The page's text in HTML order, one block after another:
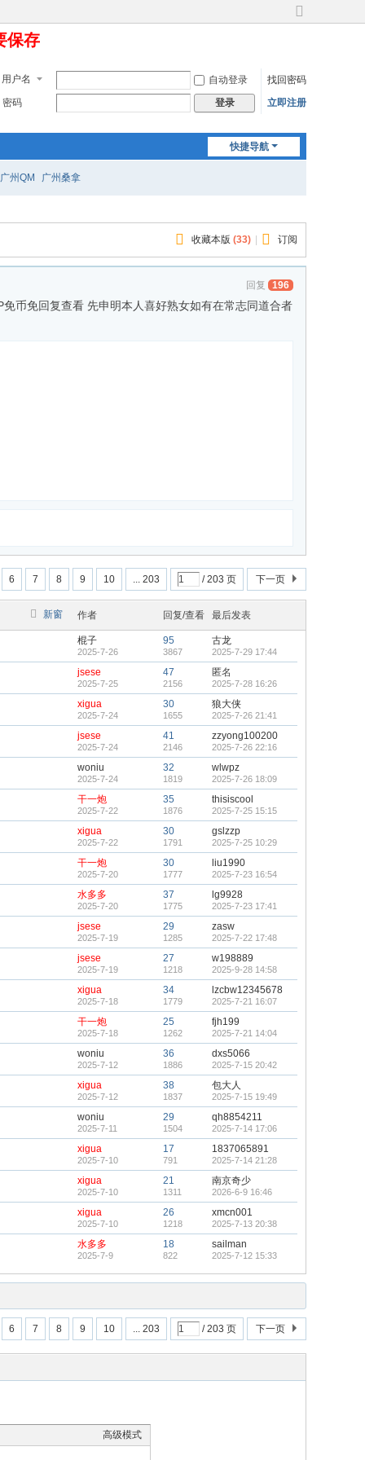
切
版
保存
用户名 自动登录
找回密码
密码
登录 立即注册
快捷导航
广州QM 广州桑拿
收藏本版 (33) 订阅
回复 196
币免回复查看 先申明本人喜好熟女如有在常志同道合者
6 7 8 9 10 ... 203 / 203 页 下一页
新窗 作者 回复/查看 最后发表
棍子
2025-7-26
95
3867
古龙
2025-7-29 17:44
jsese
2025-7-25
47
2156
匿名
2025-7-28 16:26
xigua
2025-7-24
30
1655
狼大侠
2025-7-26 21:41
jsese
2025-7-24
41
2146
zzyong100200
2025-7-26 22:16
woniu
2025-7-24
32
1819
wlwpz
2025-7-26 18:09
干一炮
2025-7-22
35
1876
thisiscool
2025-7-25 15:15
xigua
2025-7-22
30
1791
gslzzp
2025-7-25 10:29
干一炮
2025-7-20
30
1777
liu1990
2025-7-23 16:54
水多多
2025-7-20
37
1775
lg9928
2025-7-23 17:41
jsese
2025-7-19
29
1285
zasw
2025-7-22 17:48
jsese
2025-7-19
27
1218
w198889
2025-9-28 14:58
xigua
2025-7-18
34
1779
lzcbw12345678
2025-7-21 16:07
干一炮
2025-7-18
25
1262
fjh199
2025-7-21 14:04
woniu
2025-7-12
36
1886
dxs5066
2025-7-15 20:42
xigua
2025-7-12
38
1837
包大人
2025-7-15 19:49
woniu
2025-7-11
29
1504
qh8854211
2025-7-14 17:06
xigua
2025-7-10
17
791
1837065891
2025-7-14 21:28
xigua
2025-7-10
21
1311
南京奇少
2026-6-9 16:46
xigua
2025-7-10
26
1218
xmcn001
2025-7-13 20:38
水多多
2025-7-9
18
822
sailman
2025-7-12 15:33
6 7 8 9 10 ... 203 / 203 页 下一页
高级模式